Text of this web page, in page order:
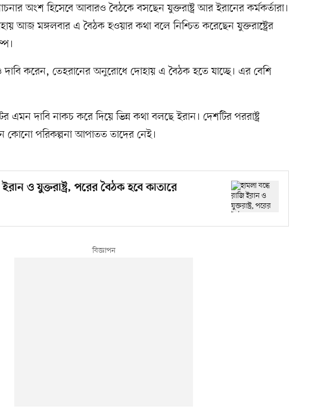
অংশ হিসেবে আবারও বৈঠকে বসছেন যুক্তরাষ্ট্র আর ইরানের কর্মকর্তারা।
আজ মঙ্গলবার এ বৈঠক হওয়ার কথা বলে নিশ্চিত করেছেন যুক্তরাষ্ট্রের
দাবি করেন, তেহরানের অনুরোধে দোহায় এ বৈঠক হতে যাচ্ছে। এর বেশি
এমন দাবি নাকচ করে দিয়ে ভিন্ন কথা বলছে ইরান। দেশটির পররাষ্ট্র
কোনো পরিকল্পনা আপাতত তাদের নেই।
ও যুক্তরাষ্ট্র, পরের বৈঠক হবে কাতারে